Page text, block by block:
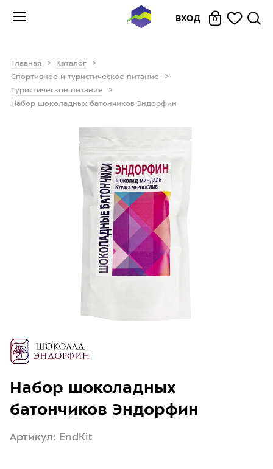
ВХОД 0
Главная
Каталог
Спортивное и туристическое питание
Туристическое питание
Набор шоколадных батончиков Эндорфин
Набор шоколадных
батончиков Эндорфин
Артикул: EndKit